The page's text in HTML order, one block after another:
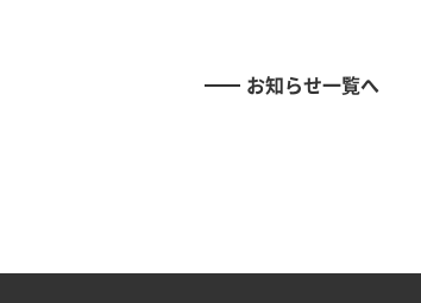
お知らせ一覧へ